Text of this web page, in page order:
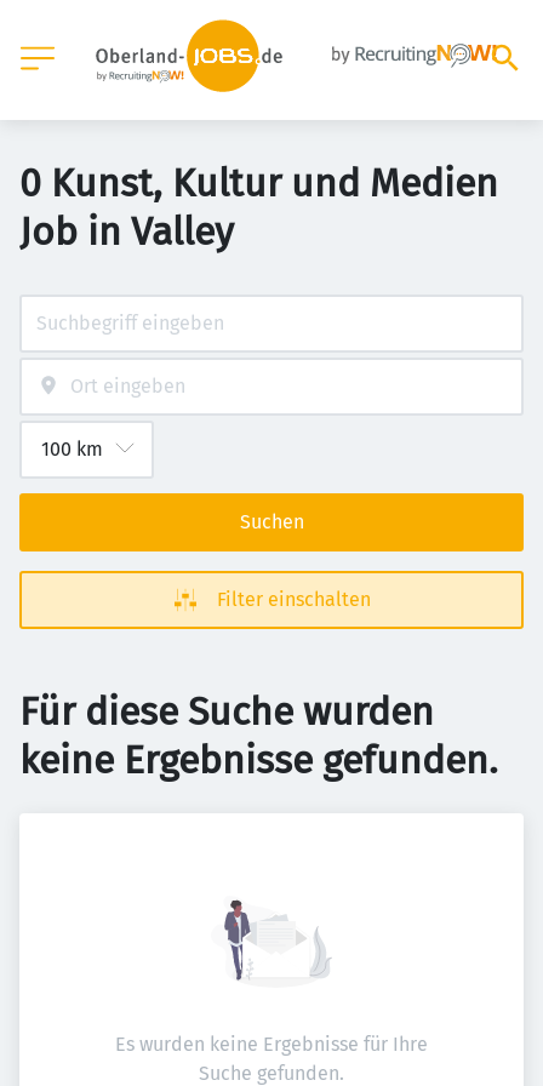
0 Kunst, Kultur und Medien
Job in Valley
Suchen
Filter einschalten
Für diese Suche wurden
keine Ergebnisse gefunden.
Es wurden keine Ergebnisse für Ihre
Suche gefunden.